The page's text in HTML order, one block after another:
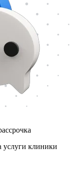
услуги клиники